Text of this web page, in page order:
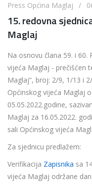
Press Općina Maglaj /
15. redovna
Maglaj
Na osnovu člana 59. i 60.
vijeća Maglaj - prečišćen
Maglaj“, broj: 2/9, 1/13 i
Općinskog vijeća Maglaj
05.05.2022.godine,
Maglaj za 16.05.2022.
sali Općinskog vijeća
Za sjednicu predlažem:
Verifikacija Zapisnika sa
vijeća Maglaj održane